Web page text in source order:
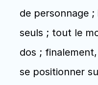
de personnage
seuls ; tout le
dos ;
se positionner